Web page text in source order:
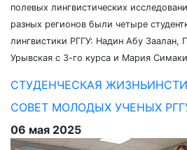
полевых лингвистических
разных регионов были четыре
лингвистики РГГУ: Надин Абу Заалан,
Урывская с 3-го курса и Мария
СТУДЕНЧЕСКАЯ ЖИЗНЬ
СОВЕТ МОЛОДЫХ УЧЕНЫХ
06 мая 2025